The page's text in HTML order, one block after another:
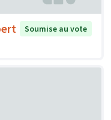
Soumise au vote